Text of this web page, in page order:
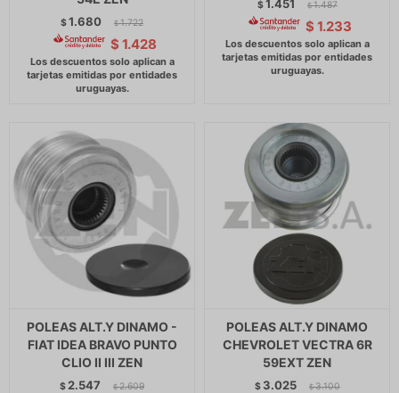
$1.680 $ 1.722
$ 1.428
$1.451 $ 1.487
$ 1.233
POLEAS ALT.Y DINAMO -
FIAT IDEA BRAVO PUNTO
CLIO II III ZEN
$ 2.547 $ 2.609
POLEAS ALT.Y DINAMO
CHEVROLET VECTRA 6R
59EXT ZEN
$ 3.025 $ 3.100